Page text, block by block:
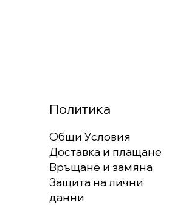
Политика
Общи Условия
Доставка и плащане
Връщане и замяна
Защита на лични
данни